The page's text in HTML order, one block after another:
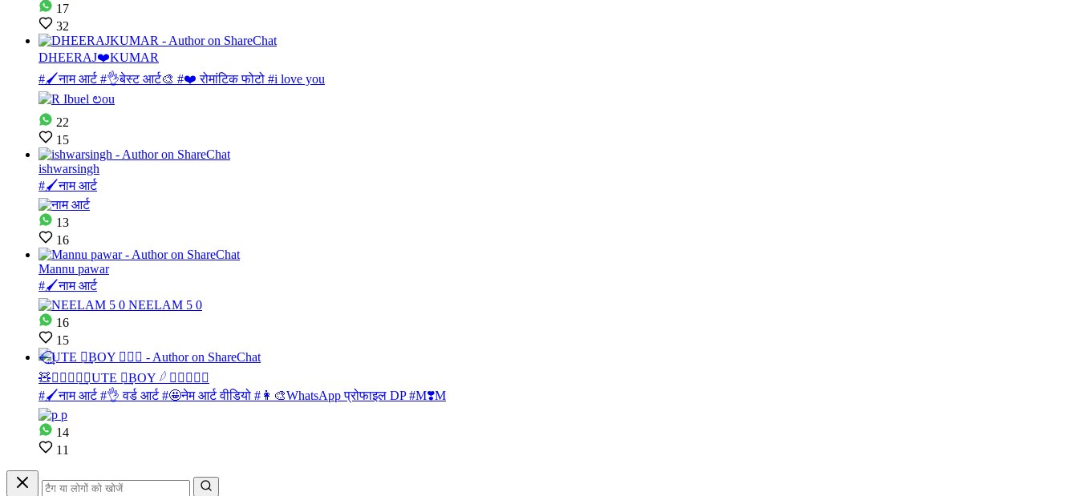
17
32
DHEERAJ❤️KUMAR
#🖌नाम आर्ट #👌बेस्ट आर्ट🎨 #❤️ रोमांटिक फोटो #i love you
22
15
ishwarsingh
#🖌नाम आर्ट
13
16
Mannu pawar
#🖌नाम आर्ट
16
15
🧸⃪⃨⃜⃝͢🇨UTE ༎͢BOY 𓆪 ⃝⃪⃕🕊✪
#🖌नाम आर्ट #👌 वर्ड आर्ट #🤩नेम आर्ट वीडियो #👩‍🎨WhatsApp प्रोफाइल DP #M❣️M
14
11